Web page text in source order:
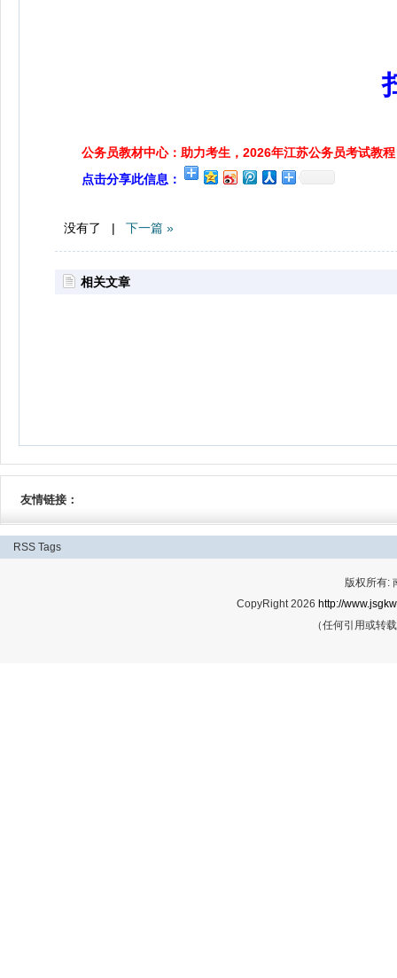
公务员教材中心：助力考生，2026年江苏公务员考试教程
点击分享此信息：
没有了 | 下一篇 »
相关文章
友情链接：
RSS Tags
版权所有:
CopyRight 2026 http://
（任何引用或转